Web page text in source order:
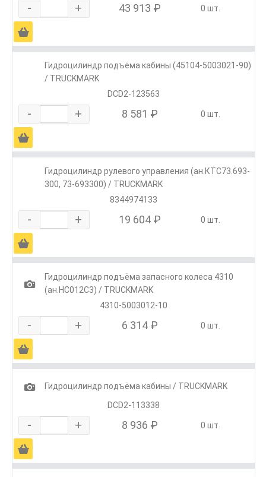
- + 43 913 ₽ 0 шт.
Ä
Гидроцилиндр подъёма кабины (45104-5003021-90)
/ TRUCKMARK
DCD2-123563
- + 8 581 ₽ 0 шт.
Ä
Гидроцилиндр рулевого управления (ан.КТС73.693-
300, 73-693300) / TRUCKMARK
8344974133
- + 19 604 ₽ 0 шт.
Ä
1
Гидроцилиндр подъёма запасного колеса 4310
(ан.HC012C3) / TRUCKMARK
4310-5003012-10
- + 6 314 ₽ 0 шт.
Ä
1
Гидроцилиндр подъёма кабины / TRUCKMARK
DCD2-113338
- + 8 936 ₽ 0 шт.
Ä